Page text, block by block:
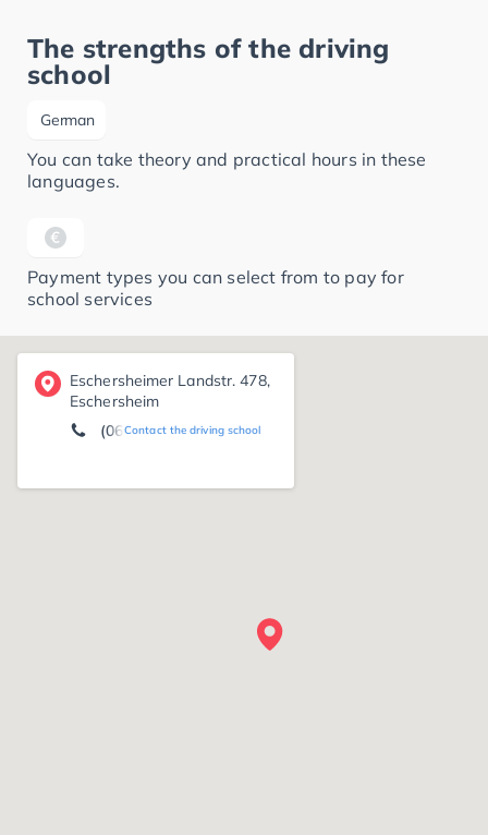
The strengths of the driving
school
German
You can take theory and practical hours in these
languages.
Payment types you can select from to pay for
school services
Eschersheimer Landstr. 478,
Eschersheim
Contact the driving school
(069) 53 09 81 81